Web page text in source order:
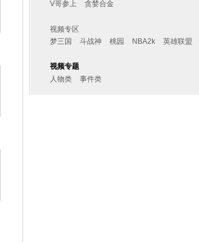
V哥参上
贪婪合金
视频专区
梦三国
斗战神 桃园 NBA2k 英雄联盟
视频专题
人物类
事件类